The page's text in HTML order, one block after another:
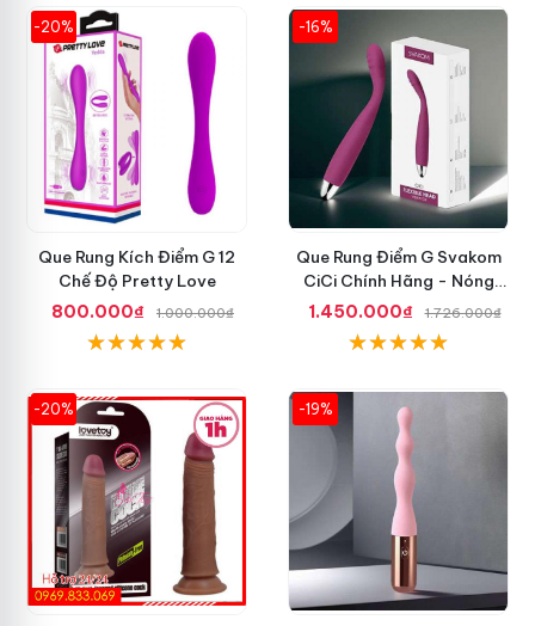
-20%
Que Rung Kích Điểm G 12
Chế Độ Pretty Love
800.000₫
1.000.000₫
-16%
Que Rung Điểm G Svakom
CiCi Chính Hãng - Nóng
Nhất Hiện Nay
1.450.000₫ 1.726.000₫
-20% -19%